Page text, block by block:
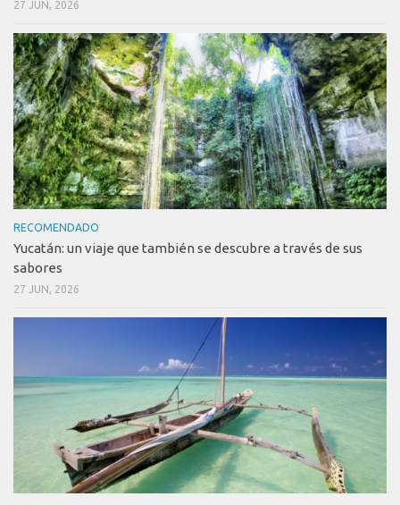
27 JUN, 2026
RECOMENDADO
Yucatán: un viaje que también se descubre a través de sus
sabores
27 JUN, 2026